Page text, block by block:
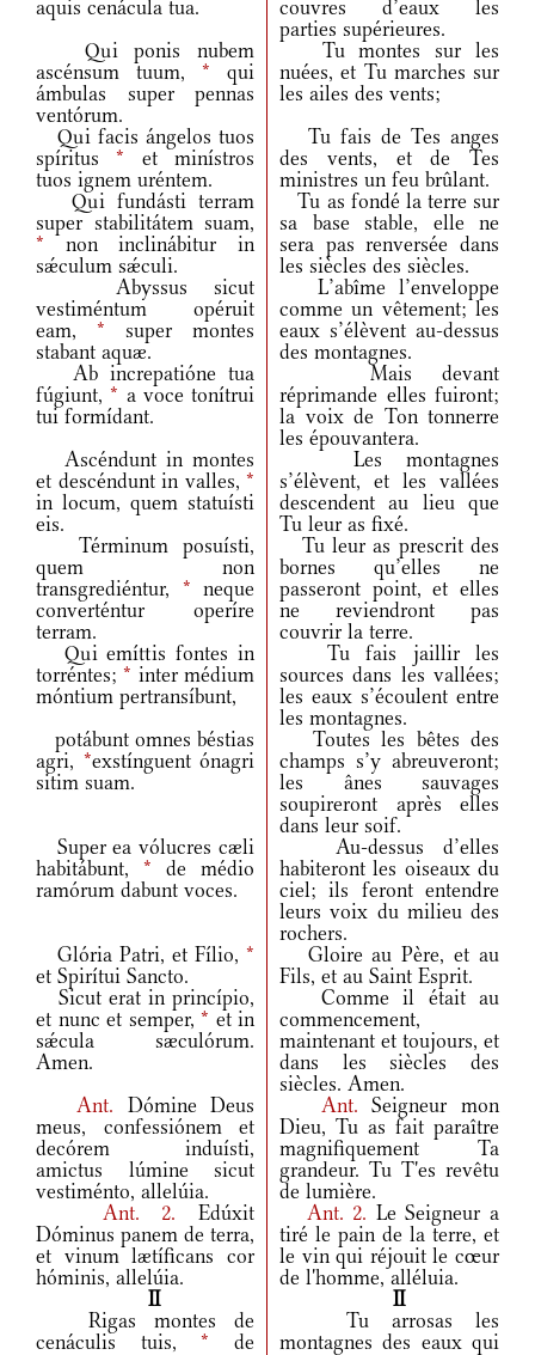
aquis cenácula tua.
couvres d’eaux les
parties supérieures.
Qui ponis nubem
ascénsum tuum, * qui
ámbulas super pennas
ventórum.
Tu montes sur les
nuées, et Tu marches sur
les ailes des vents;
Qui facis ángelos tuos
spíritus* et minístros
tuos ignem uréntem.
Tu fais de Tes anges
des vents, et de Tes
ministres un feu brûlant.
Qui fundásti terram
super stabilitátem suam,
* non inclinábitur in
sǽculum sǽculi.
Tu as fondé la terre sur
sa base stable, elle ne
sera pas renversée dans
les siècles des siècles.
Abyssus sicut
vestiméntum opéruit
eam, * super montes
stabant aquæ.
L’abîme l’enveloppe
comme un vêtement; les
eaux s’élèvent au-dessus
des montagnes.
Ab increpatióne tua
fúgiunt,* a voce tonítrui
tui formídant.
Mais devant
réprimande elles fuiront;
la voix de Ton tonnerre
les épouvantera.
Ascéndunt in montes
et descéndunt in valles, *
in locum, quem statuísti
eis.
Les montagnes
s’élèvent, et les vallées
descendent au lieu que
Tu leur as fixé.
Términum posuísti,
quem non
transgrediéntur, * neque
converténtur operíre
terram.
Tu leur as prescrit des
bornes qu’elles ne
passeront point, et elles
ne reviendront pas
couvrir la terre.
Qui emíttis fontes in
torréntes;* inter médium
móntium pertransíbunt,
Tu fais jaillir les
sources dans les vallées;
les eaux s’écoulent entre
les montagnes.
potábunt omnes béstias
agri, *exstínguent ónagri
sitim suam.
Toutes les bêtes des
champs s’y abreuveront;
les ânes sauvages
soupireront après elles
dans leur soif.
Super ea vólucres cæli
habitábunt, * de médio
ramórum dabunt voces.
Au-dessus d’elles
habiteront les oiseaux du
ciel; ils feront entendre
leurs voix du milieu des
rochers.
Glória Patri, et Fílio, *
et Spirítui Sancto.
Gloire au Père, et au
Fils, et au Saint Esprit.
Sicut erat in princípio,
et nunc et semper, * et in
sǽcula sæculórum.
Amen.
Comme il était au
commencement,
maintenant et toujours, et
dans les siècles des
siècles. Amen.
Ant. Dómine Deus
meus, confessiónem et
decórem induísti,
amictus lúmine sicut
vestiménto, allelúia.
Ant.Seigneur mon
Dieu, Tu as fait paraître
magnifiquement Ta
grandeur. Tu T'es revêtu
de lumière.
Ant. 2. Edúxit
Dóminus panem de terra,
et vinum lætíficans cor
hóminis, allelúia.
Ant. 2. Le Seigneur a
tiré le pain de la terre, et
le vin qui réjouit le cœur
de l'homme, alléluia.
II
II
Rigas montes de
cenáculis tuis,* de
Tu arrosas les
montagnes des eaux qui